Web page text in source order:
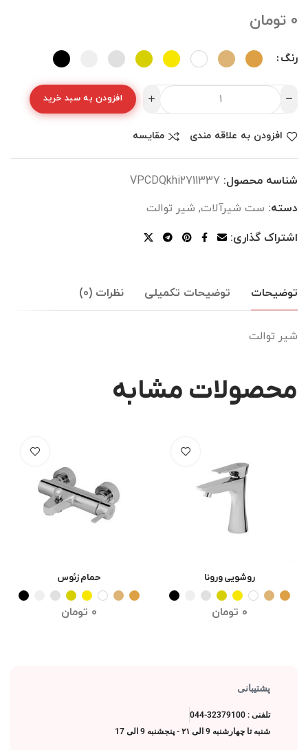
0 تومان
رنگ
افزودن به سبد خرید
افزودن به علاقه مندی مقایسه
شناسه محصول: VPCDQkhi2711337
دسته: ست شیرآلات, شیر توالت
اشتراک گذاری:
توضیحات توضیحات تکمیلی نظرات (0)
شیر توالت
محصولات مشابه
انتخاب گزینه ها
روشویی ورونا
0 تومان
انتخاب گزینه ها
حمام زئوس
0 تومان
پشتیبانی
تلفنی : 32379100-044
شنبه تا چهارشنبه 9 الی ۲۱ - پنجشنبه 9 الی 17